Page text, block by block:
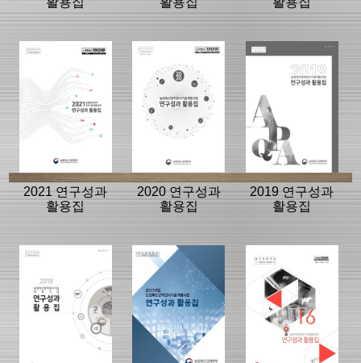
2021 연구성과
활용집
2020 연구성과
활용집
2019 연구성과
활용집